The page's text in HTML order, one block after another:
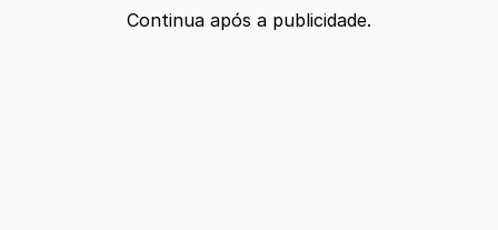
Continua após a publicidade.